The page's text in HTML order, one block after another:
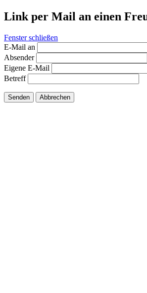
Link per Mail an einen
Fenster schließen
E-Mail an
Absender
Eigene E-Mail
Betreff
Senden Abbrechen